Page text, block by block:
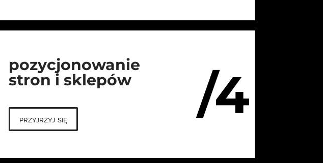
/4
pozycjonowanie
stron i sklepów
przyjrzyj się